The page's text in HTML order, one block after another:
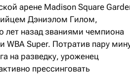
арене Madison Square
Дэниэлом Гилом,
лет назад званиями чемпиона
WBA Super. Потратив пару
на разведку, уроженец
прессинговать